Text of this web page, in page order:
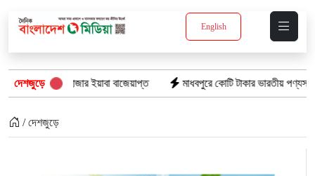
English
দেশজুড়ে
ইয়াবা বাজেয়াপ্ত মাধবপুরে কোটি টাকার ভারতীয় পণ্যসহ দুই কাভার্ডভ্যান
/ দেশজুড়ে